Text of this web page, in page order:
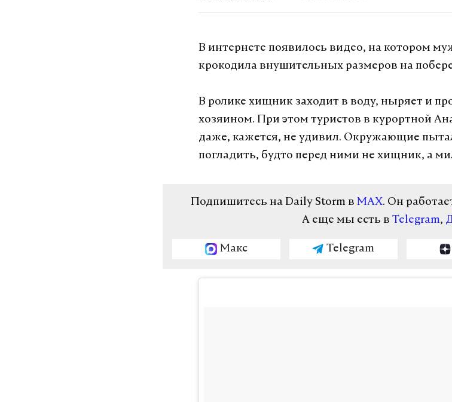
В интернете появилось видео, на котором
крокодила внушительных размеров на
В ролике хищник заходит в воду, ныряет и
хозяином. При этом туристов в курортной
даже, кажется, не удивил. Окружающие
погладить, будто перед ними не хищник, а
Подпишитесь на Daily Storm в MAX. Он
А еще мы есть в Telegram,
Макс Telegram